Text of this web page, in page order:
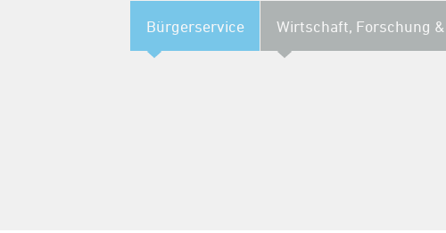
Bürgerservice Wirtschaft, Forschung